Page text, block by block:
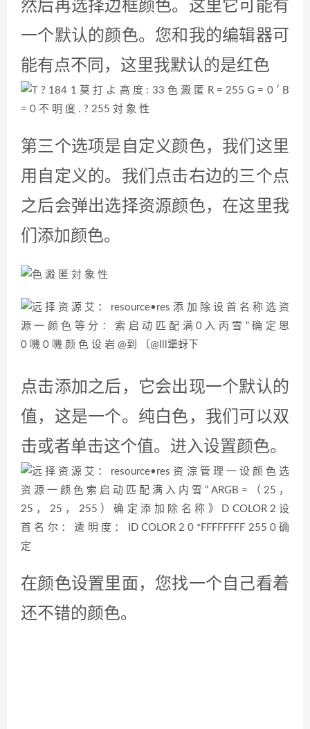
然后再选择边框颜色。这里它可能有
一个默认的颜色。您和我的编辑器可
能有点不同，这里我默认的是红色
第三个选项是自定义颜色，我们这里
用自定义的。我们点击右边的三个点
之后会弹出选择资源颜色，在这里我
们添加颜色。
点击添加之后，它会出现一个默认的
值，这是一个。纯白色，我们可以双
击或者单击这个值。进入设置颜色。
在颜色设置里面，您找一个自己看着
还不错的颜色。